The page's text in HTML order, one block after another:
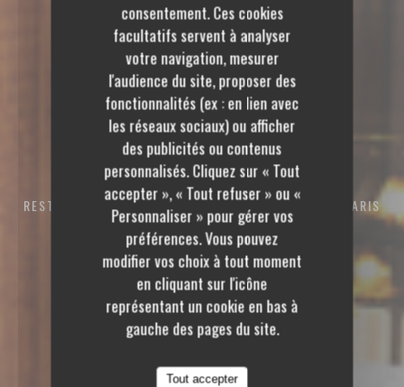
consentement. Ces cookies
facultatifs servent à analyser
votre navigation, mesurer
l'audience du site, proposer des
fonctionnalités (ex : en lien avec
les réseaux sociaux) ou afficher
des publicités ou contenus
personnalisés. Cliquez sur « Tout
accepter », « Tout refuser » ou «
Personnaliser » pour gérer vos
préférences. Vous pouvez
modifier vos choix à tout moment
en cliquant sur l'icône
représentant un cookie en bas à
gauche des pages du site.
Tout accepter
Polidor
RESTAURANT 41 RUE MONSIEUR LE PRINCE 75006 PARIS
Polidor